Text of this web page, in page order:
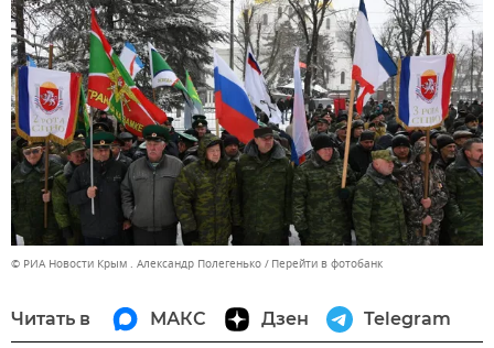
© РИА Новости Крым . Александр Полегенько Перейти в фотобанк
Читать в МАКС Дзен Telegram